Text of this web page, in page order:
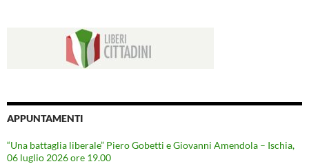
APPUNTAMENTI
“Una battaglia liberale” Piero Gobetti e Giovanni Amendola – Ischia,
06 luglio 2026 ore 19.00